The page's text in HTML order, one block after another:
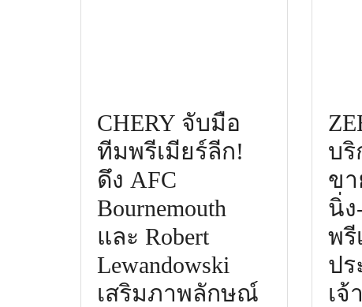
CHERY จับมือ
ทีมพรีเมียร์ลีก!
ดึง AFC
Bournemouth
และ Robert
Lewandowski
เสริมภาพลักษณ์
บริ
ข
นิ่ง
พรี
ป
เจ้